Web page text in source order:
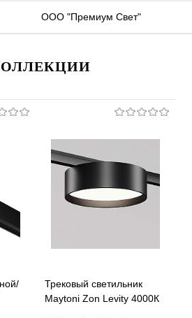
ООО "Премиум Свет"
Трековый светильник
Maytoni Zon Levity 4000К